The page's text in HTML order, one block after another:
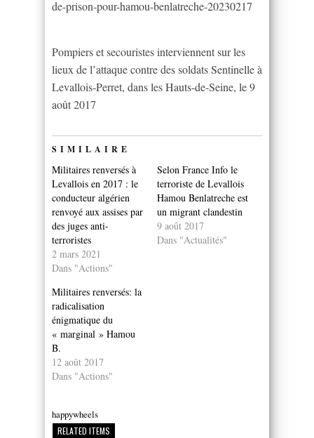
de-prison-pour-hamou-benlatreche-20230217
Pompiers et secouristes interviennent sur les
lieux de l’attaque contre des soldats Sentinelle à
Levallois-Perret, dans les Hauts-de-Seine, le 9
août 2017
SIMILAIRE
Militaires renversés à
Levallois en 2017 : le
conducteur algérien
renvoyé aux assises par
des juges anti-
terroristes
2 mars 2021
Dans "Actions"
Selon France Info le
terroriste de Levallois
Hamou Benlatreche est
un migrant clandestin
9 août 2017
Dans "Actualités"
Militaires renversés: la
radicalisation
énigmatique du
« marginal » Hamou
B.
12 août 2017
Dans "Actions"
happywheels
RELATED ITEMS